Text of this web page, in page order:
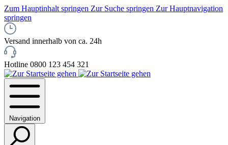
Zum Hauptinhalt springen Zur Suche springen Zur Hauptnavigation
springen
Versand innerhalb von ca. 24h
Hotline 0800 123 454 321
Navigation